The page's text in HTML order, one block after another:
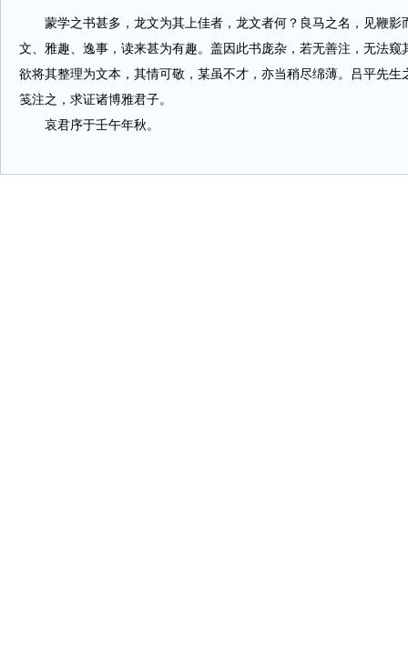
蒙学之书甚多，龙文为其上佳者，龙文者何？良马之名，见鞭影
文、雅趣、逸事，读来甚为有趣。盖因此书庞杂，若无善注，无法
欲将其整理为文本，其情可敬，某虽不才，亦当稍尽绵薄。吕平先
笺注之，求证诸博雅君子。
哀君序于壬午年秋。